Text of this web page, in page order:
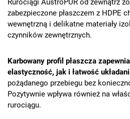
zabezpieczone płaszczem z HDPE
wewnętrzną i delikatne materiały
czynników zewnętrznych.
Karbowany profil płaszcza
elastyczność, jak i łatwość
pożądanego przebiegu bez
Pozytywnie wpływa również na
rurociągu.